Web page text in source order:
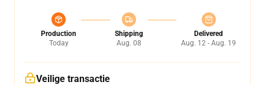
Production
Today
Shipping
Aug. 08
Delivered
Aug. 12 - Aug. 19
Veilige transactie